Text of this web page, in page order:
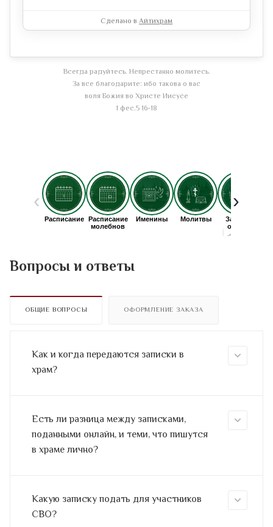
Сделано в Айтихрам
Всегда радуйтесь. Непрестанно молитесь.
За все благодарите: ибо такова о вас
воля Божия во Христе Иисусе
1 фес.5 16-18
Вопросы и ответы
ОБЩИЕ ВОПРОСЫ ОФОРМЛЕНИЕ ЗАКАЗА
Как и когда передаются записки в
храм?
Есть ли разница между записками,
поданными онлайн, и теми, что пишутся
в храме лично?
Какую записку подать для участников
СВО?